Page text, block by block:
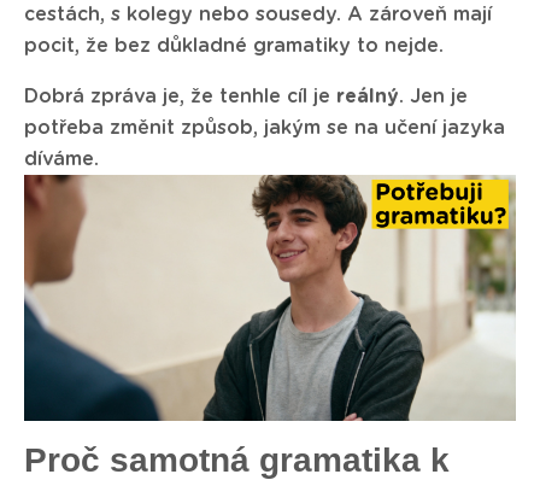
cestách, s kolegy nebo sousedy. A zároveň mají
pocit, že bez důkladné gramatiky to nejde.
Dobrá zpráva je, že tenhle cíl je reálný. Jen je
potřeba změnit způsob, jakým se na učení jazyka
díváme.
Proč samotná gramatika k